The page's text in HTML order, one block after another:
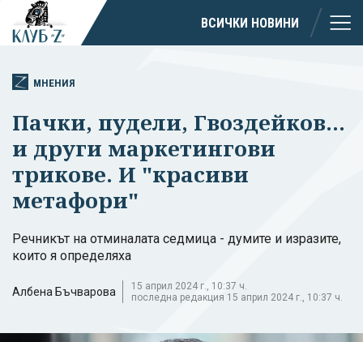
ВСИЧКИ НОВИНИ
МНЕНИЯ
Пачки, пудели, Гвоздейков...
и други маркетингови
трикове. И "красиви
метафори"
Речникът на отминалата седмица - думите и изразите,
които я определяха
Албена Бъчварова
15 април 2024 г., 10:37 ч.
последна редакция 15 април 2024 г., 10:37 ч.